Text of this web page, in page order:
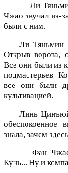
— Ли
Чжао звучал из-
были с ним.
Ли Тяньмин
Открыв ворота,
Все они были из
подмастерьев.
все они были
культивацией.
Линь
обеспокоенное
знала, зачем
— Фан
Кунь... Ну и